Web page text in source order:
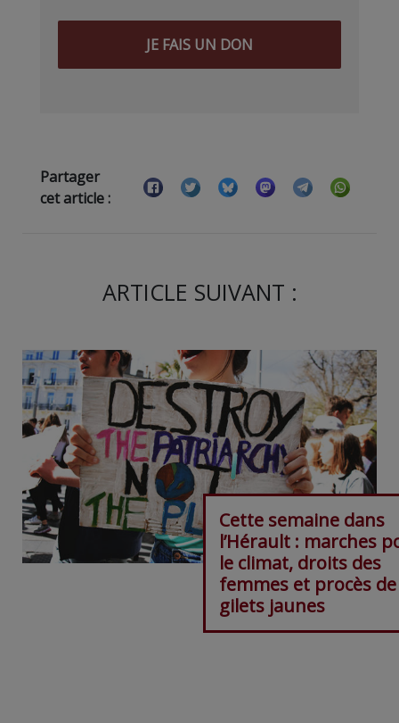
JE FAIS UN DON
Partager
cet article :
ARTICLE SUIVANT :
Cette semaine dans
l’Hérault : marches
le climat, droits des
femmes et procès de
gilets jaunes